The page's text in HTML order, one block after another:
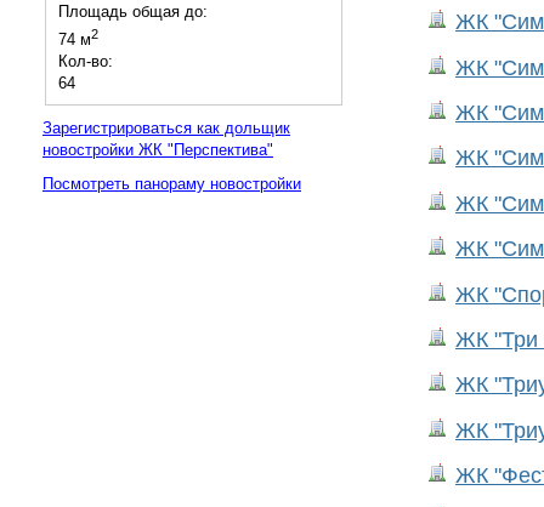
ЖК
ЖК
ЖК
ЖК
ЖК
ЖК
ЖК
ЖК "Три
ЖК
ЖК
ЖК
Площадь общая до:
74 м2
Кол-во:
64
Зарегистрироваться как дольщик
новостройки ЖК "Перспектива"
Посмотреть панораму новостройки